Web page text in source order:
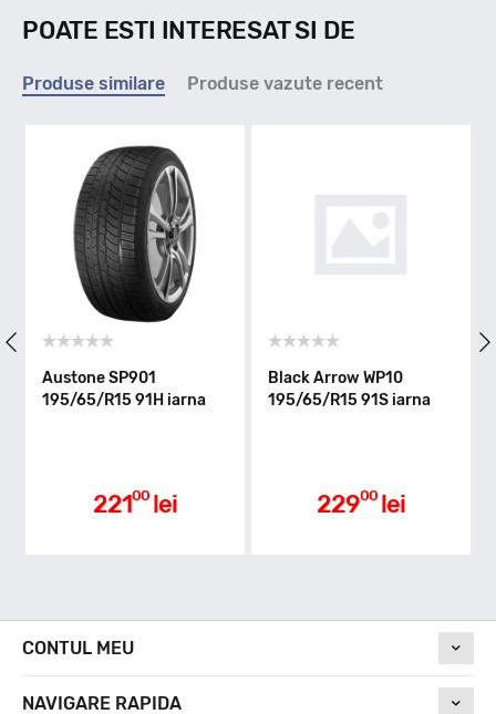
Indice viteza
T - max 190km/h
Indice greutate
Aderenta pe carosabil ud
Nivel de zgomot
7
POATE ESTI INTERESAT SI DE
Produse similare Produse vazute recent
Austone SP901
195/65/R15 91H iarna
22100 lei
Black Arrow WP10
195/65/R15 91S iarna
22900 lei
CONTUL MEU
NAVIGARE RAPIDA